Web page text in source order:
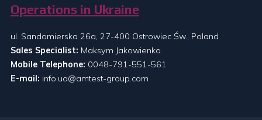
Operations in Ukraine
ul. Sandomierska 26a, 27-400 Ostrowiec Św., Poland
Sales Specialist: Maksym Jakowienko
Mobile Telephone: 0048-791-551-561
E-mail: info.ua@amtest-group.com